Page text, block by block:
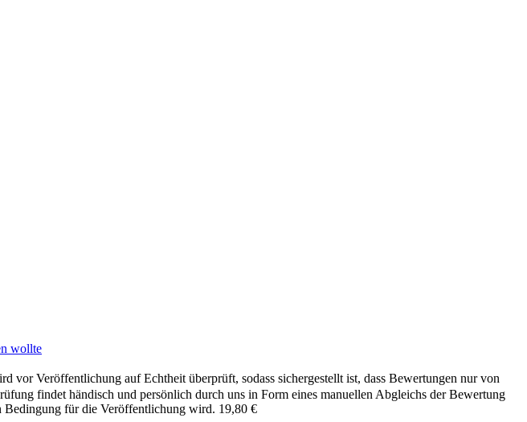
wollte
vor Veröffentlichung auf Echtheit überprüft, sodass sichergestellt ist, dass Bewertungen nur von
findet händisch und persönlich durch uns in Form eines manuellen Abgleichs der Bewertung
Bedingung für die Veröffentlichung wird. 19,80 €